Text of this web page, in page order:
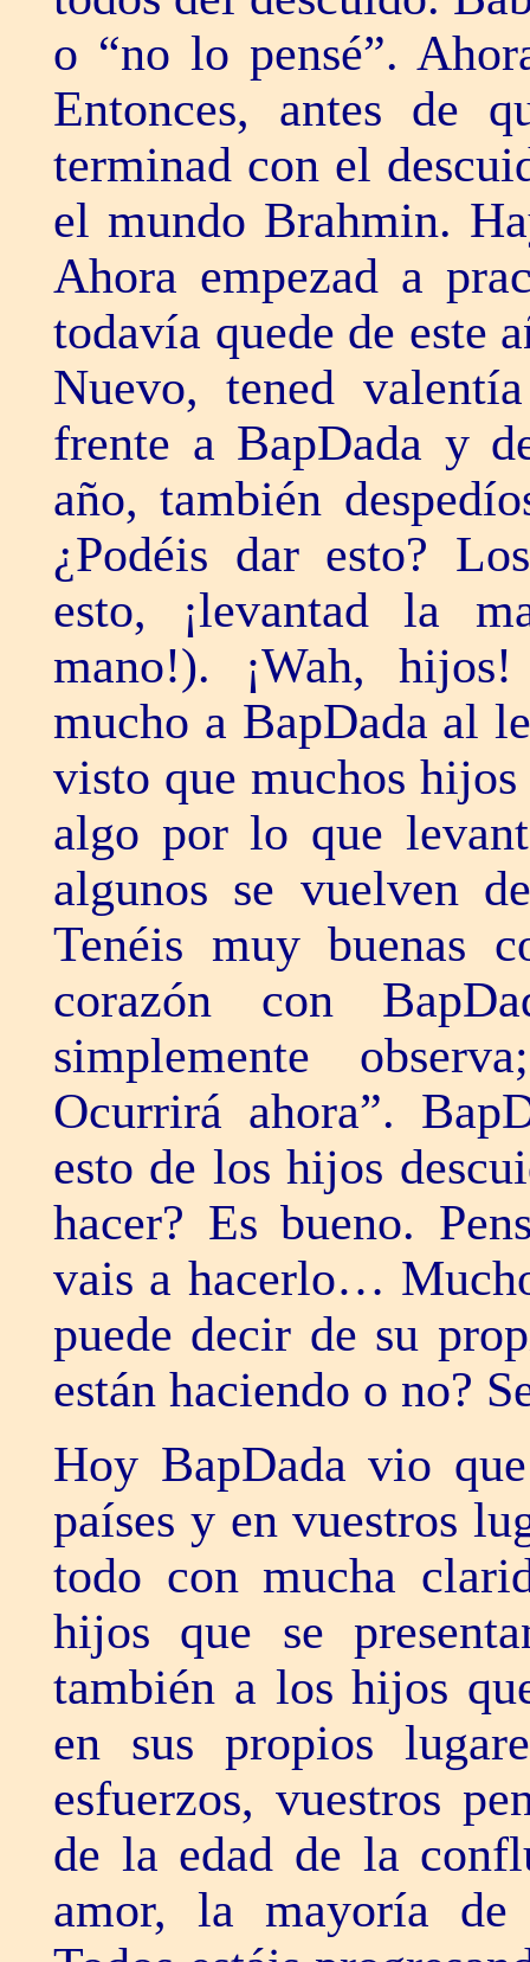
o “no lo pensé”.
Entonces, antes de
terminad con el
el mundo Brahmin.
Ahora empezad a
todavía quede de este
Nuevo, tened
frente a BapDada y
año, también
¿Podéis dar esto?
esto, ¡levantad la
mano!). ¡Wah,
mucho a BapDada al
visto que muchos
algo por lo que
algunos se vuelven
Tenéis muy buenas
corazón con
simplemente
Ocurrirá ahora”.
esto de los hijos
hacer? Es bueno.
vais a hacerlo…
puede decir de su
están haciendo o no?
Hoy BapDada vio
países y en vuestros
todo con mucha
hijos que se
también a los hijos
en sus propios
esfuerzos, vuestros
de la edad de la
amor, la mayoría de